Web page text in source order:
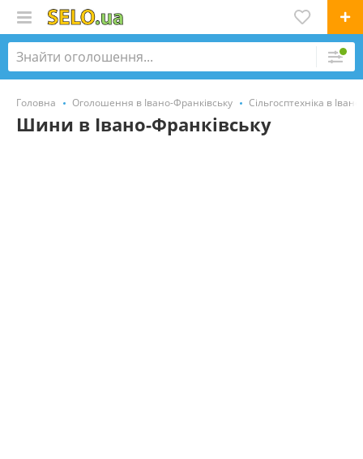
Головна Оголошення в Івано-Франківську Сільгосптехніка в
Шини в Івано-Франківську